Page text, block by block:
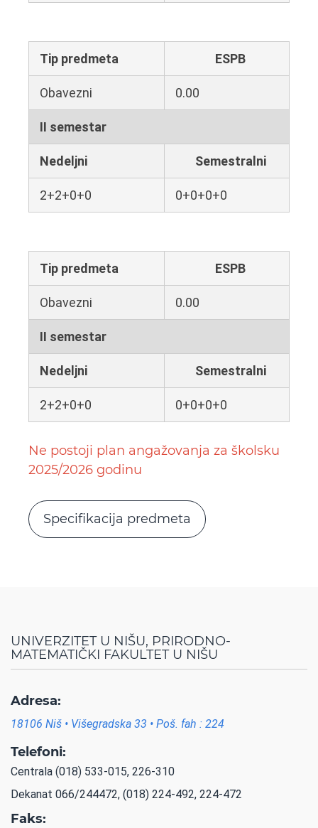
Tip predmeta ESPB
Obavezni 0.00
II semestar
Nedeljni Semestralni
2+2+0+0 0+0+0+0
Tip predmeta ESPB
Obavezni 0.00
II semestar
Nedeljni Semestralni
2+2+0+0 0+0+0+0
Ne postoji plan angažovanja za školsku
2025/2026 godinu
Specifikacija predmeta
UNIVERZITET U NIŠU, PRIRODNO-
MATEMATIČKI FAKULTET U NIŠU
Adresa:
18106 Niš • Višegradska 33 • Poš. fah : 224
Telefoni:
Centrala (018) 533-015, 226-310
Dekanat 066/244472, (018) 224-492, 224-472
Faks: